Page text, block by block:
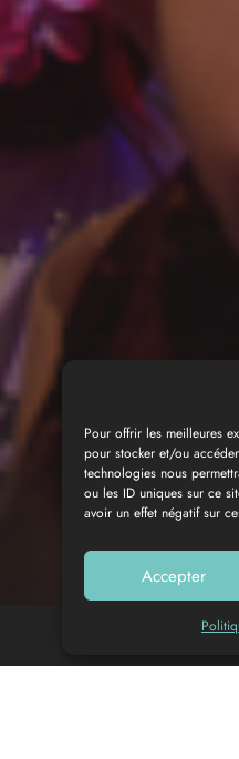
Pour offrir les meilleures
pour stocker et/ou
technologies nous
ou les ID uniques sur ce
avoir un effet négatif sur
Accepter